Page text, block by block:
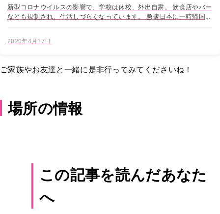
新型コロナウイルスの影響で、学校は休校、外出自粛。 飲食店やバー
なども規制され、生活しづらくなっています。 急遽日本に一時帰国す
2020年4月17日
ご家族やお友達と一緒に是非行ってみてくださいね！
場所の情報
この記事を読んだあなた
へ